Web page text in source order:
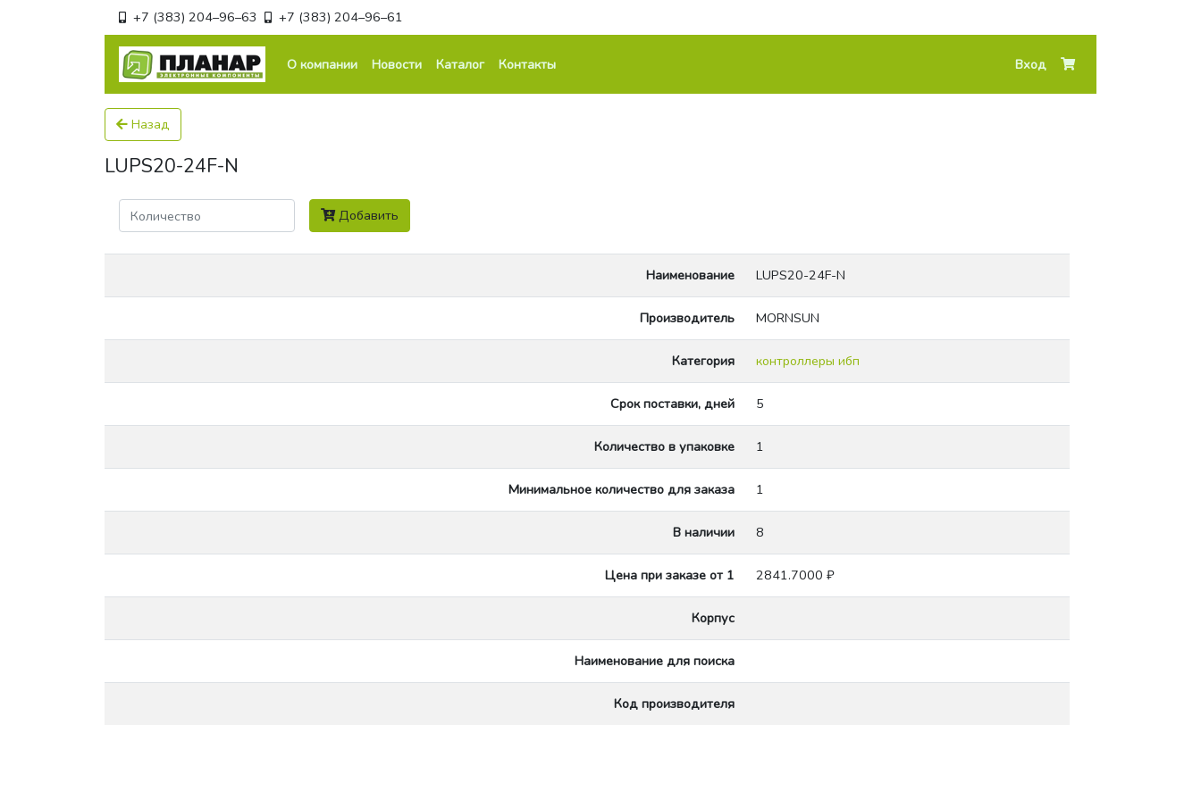
+7 (383) 204–96–63 +7 (383) 204–96–61
О компании Новости Каталог Контакты Вход
Назад
LUPS20-24F-N
Количество Добавить
Наименование LUPS20-24F-N
Производитель MORNSUN
Категория контроллеры ибп
Срок поставки, дней 5
Количество в упаковке 1
Минимальное количество для заказа 1
В наличии 8
Цена при заказе от 1 2841.7000 ₽
Корпус
Наименование для поиска
Код производителя